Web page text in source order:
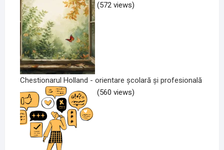
(572 views)
Chestionarul Holland - orientare școlară și profesională
(560 views)